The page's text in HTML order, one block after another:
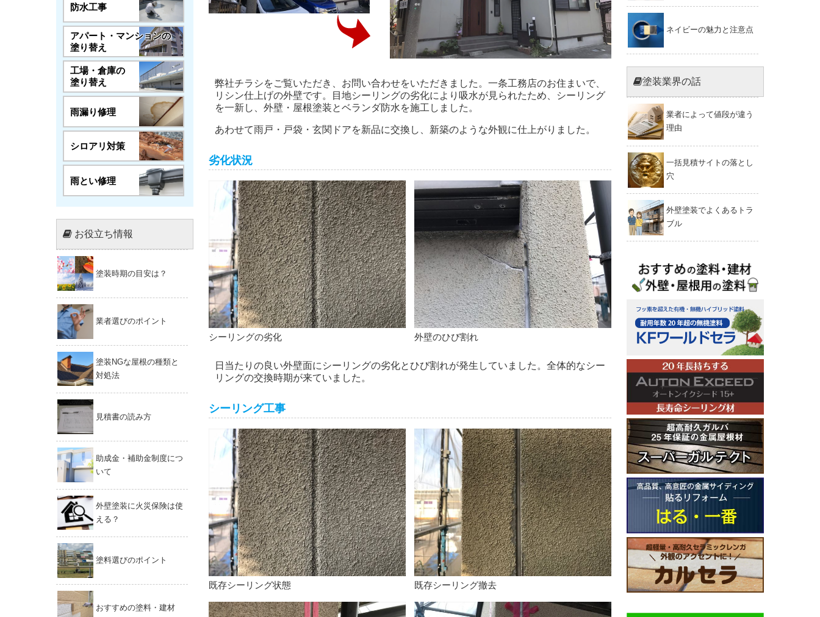
防水工事
アパート・マンションの
塗り替え
工場・倉庫の
塗り替え
雨漏り修理
シロアリ対策
雨とい修理
お役立ち情報
塗装時期の目安は？
業者選びのポイント
塗装NGな屋根の種類と
対処法
見積書の読み方
助成金・補助金制度につ
いて
外壁塗装に火災保険は使
える？
塗料選びのポイント
おすすめの塗料・建材
弊社チラシをご覧いただき、お問い合わせをいただきました。一条工務店のお住まいで、
リシン仕上げの外壁です。目地シーリングの劣化により吸水が見られたため、シーリング
を一新し、外壁・屋根塗装とベランダ防水を施工しました。
あわせて雨戸・戸袋・玄関ドアを新品に交換し、新築のような外観に仕上がりました。
劣化状況
シーリングの劣化 外壁のひび割れ
日当たりの良い外壁面にシーリングの劣化とひび割れが発生していました。全体的なシー
リングの交換時期が来ていました。
シーリング工事
既存シーリング状態 既存シーリング撤去
ネイビーの魅力と注意点
塗装業界の話
業者によって値段が違う
理由
一括見積サイトの落とし
穴
外壁塗装でよくあるトラ
ブル